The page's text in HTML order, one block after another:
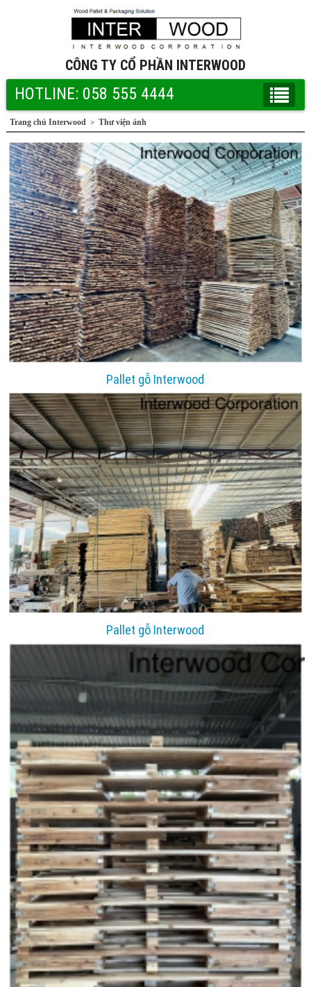
CÔNG TY CỔ PHẦN INTERWOOD
HOTLINE: 058 555 4444
Trang chủ Interwood > Thư viện ảnh
Pallet gỗ Interwood
Pallet gỗ Interwood